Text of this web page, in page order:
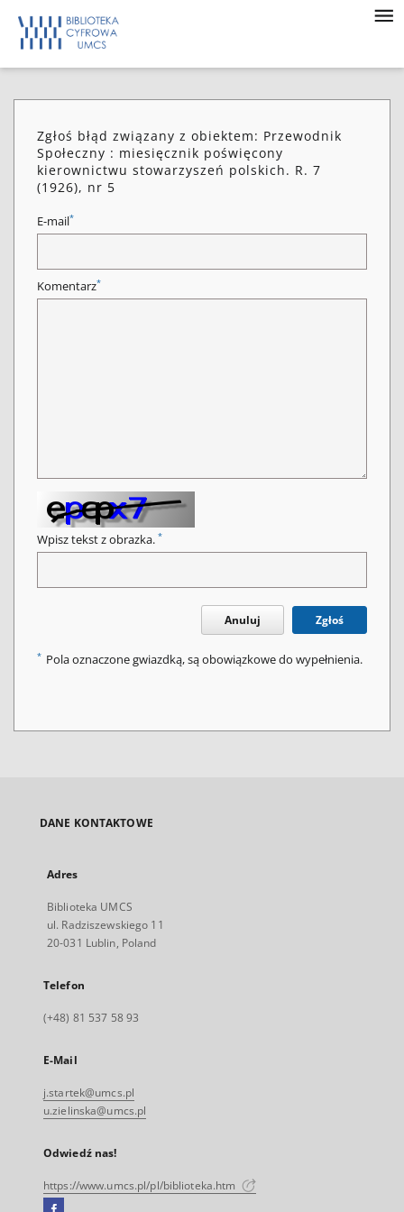
Zgłoś błąd związany z obiektem: Przewodnik
Społeczny : miesięcznik poświęcony
kierownictwu stowarzyszeń polskich. R. 7
(1926), nr 5
E-mail*
Komentarz*
Wpisz tekst z obrazka. *
Anuluj Zgłoś
* Pola oznaczone gwiazdką, są obowiązkowe do wypełnienia.
DANE KONTAKTOWE
Adres
Biblioteka UMCS
ul. Radziszewskiego 11
20-031 Lublin, Poland
Telefon
(+48) 81 537 58 93
E-Mail
j.startek@umcs.pl
u.zielinska@umcs.pl
Odwiedź nas!
https://www.umcs.pl/pl/biblioteka.htm
Facebook